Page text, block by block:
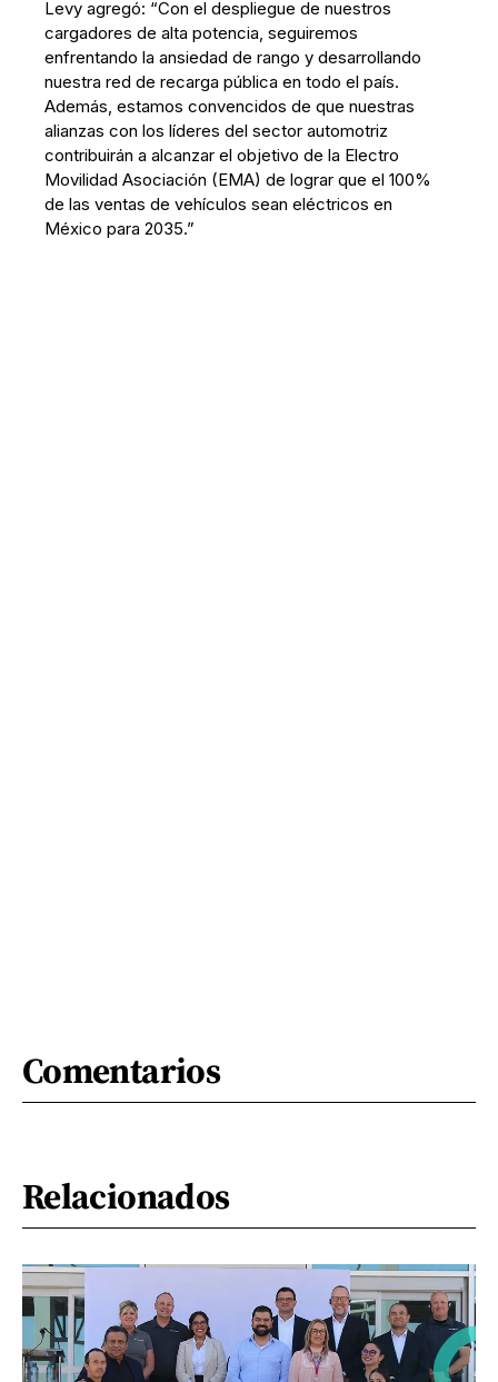
Levy agregó: “Con el despliegue de nuestros
cargadores de alta potencia, seguiremos
enfrentando la ansiedad de rango y desarrollando
nuestra red de recarga pública en todo el país.
Además, estamos convencidos de que nuestras
alianzas con los líderes del sector automotriz
contribuirán a alcanzar el objetivo de la Electro
Movilidad Asociación (EMA) de lograr que el 100%
de las ventas de vehículos sean eléctricos en
México para 2035.”
Comentarios
Relacionados